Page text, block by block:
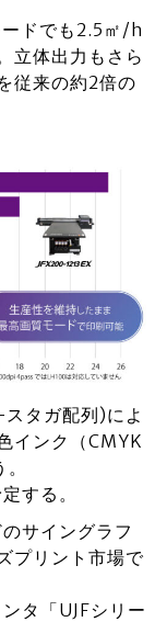
ドでも2.5㎡/h
立体出力もさら
従来の約2倍の
タガ配列)によ
インク（CMYK
する。
サイングラフ
プリント市場で
タ「UJFシリー